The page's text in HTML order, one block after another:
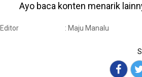
Ayo baca konten menarik
Editor : Maju Manalu